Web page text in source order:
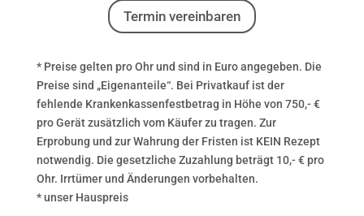
Termin vereinbaren
* Preise gelten pro Ohr und sind in Euro angegeben. Die
Preise sind „Eigenanteile“. Bei Privatkauf ist der
fehlende Krankenkassenfestbetrag in Höhe von 750,- €
pro Gerät zusätzlich vom Käufer zu tragen. Zur
Erprobung und zur Wahrung der Fristen ist KEIN Rezept
notwendig. Die gesetzliche Zuzahlung beträgt 10,- € pro
Ohr. Irrtümer und Änderungen vorbehalten.
* unser Hauspreis